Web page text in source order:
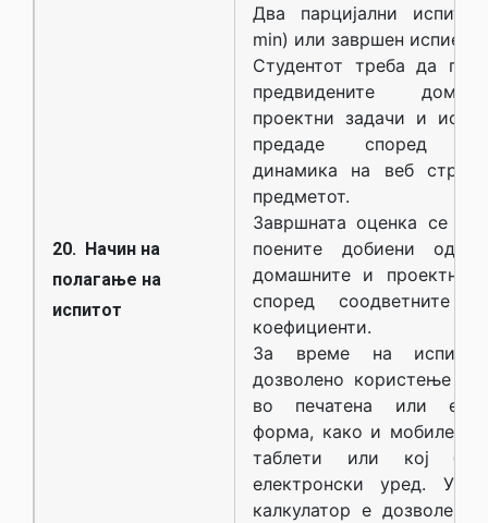
20. Начин на
полагање на
испитот
Два парцијални
min) или завршен испие
Студентот треба да ги
предвидените
проектни задачи и
предаде според
динамика на веб
предметот.
Завршната оценка се
поените добиени од
домашните и
според соодветните
коефициенти.
За време на
дозволено користење
во печатена или
форма, како и мобилен
таблети или кој
електронски уред.
калкулатор е